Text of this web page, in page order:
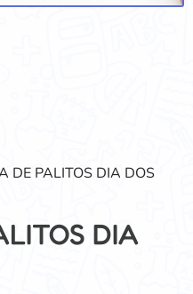
DE PALITOS DIA DOS
DIA